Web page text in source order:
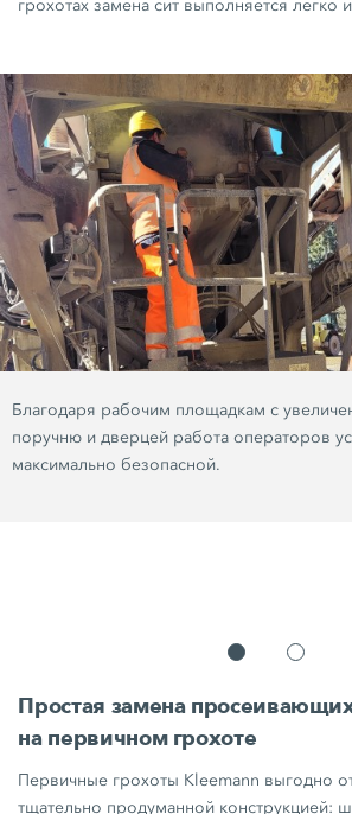
грохотах замена сит выполняется легко
Благодаря рабочим площадкам с
поручню и дверцей работа операторов
максимально безопасной.
Простая замена
на первичном грохоте
Первичные грохоты Kleemann выгодно
тщательно продуманной конструкцией: